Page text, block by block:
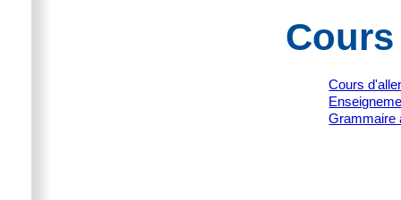
Cours
Grammaire